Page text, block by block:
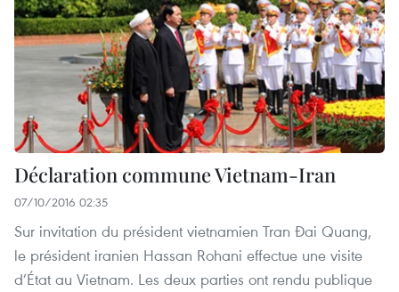
Déclaration commune Vietnam-Iran
07/10/2016 02:35
Sur invitation du président vietnamien Tran Đai Quang,
le président iranien Hassan Rohani effectue une visite
d’État au Vietnam. Les deux parties ont rendu publique